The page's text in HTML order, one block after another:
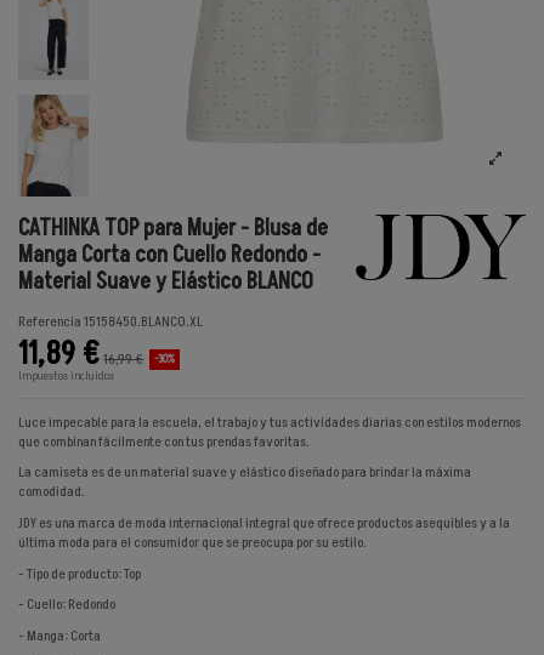
CATHINKA TOP para Mujer - Blusa de
Manga Corta con Cuello Redondo -
Material Suave y Elástico BLANCO
Referencia15158450.BLANCO.XL
11,89 € 16,99 € -30%
Impuestos incluidos
Luce impecable para la escuela, el trabajo y tus actividades diarias con estilos modernos
que combinan fácilmente con tus prendas favoritas.
La camiseta es de un material suave y elástico diseñado para brindar la máxima
comodidad.
JDY es una marca de moda internacional integral que ofrece productos asequibles y a la
última moda para el consumidor que se preocupa por su estilo.
- Tipo de producto: Top
- Cuello: Redondo
- Manga: Corta